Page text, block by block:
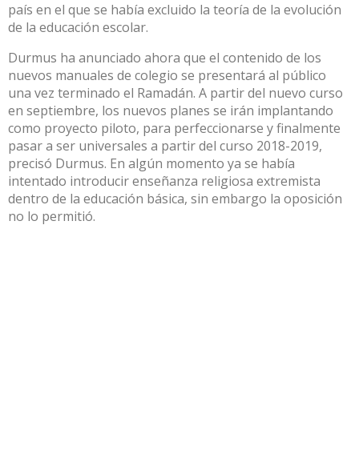
país en el que se había excluido la teoría de la evolución
de la educación escolar.
Durmus ha anunciado ahora que el contenido de los
nuevos manuales de colegio se presentará al público
una vez terminado el Ramadán. A partir del nuevo curso
en septiembre, los nuevos planes se irán implantando
como proyecto piloto, para perfeccionarse y finalmente
pasar a ser universales a partir del curso 2018-2019,
precisó Durmus. En algún momento ya se había
intentado introducir enseñanza religiosa extremista
dentro de la educación básica, sin embargo la oposición
no lo permitió.